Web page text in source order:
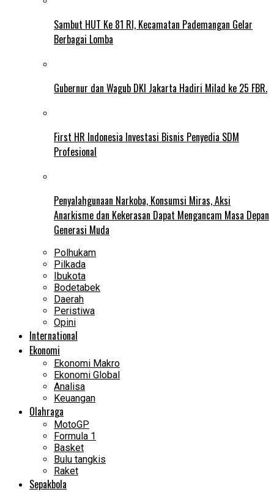
Sambut HUT Ke 81 RI, Kecamatan Pademangan Gelar
Berbagai Lomba
Gubernur dan Wagub DKI Jakarta Hadiri Milad ke 25 FBR.
First HR Indonesia Investasi Bisnis Penyedia SDM
Profesional
Penyalahgunaan Narkoba, Konsumsi Miras, Aksi
Anarkisme dan Kekerasan Dapat Mengancam Masa Depan
Generasi Muda
Polhukam
Pilkada
Ibukota
Bodetabek
Daerah
Peristiwa
Opini
International
Ekonomi
Ekonomi Makro
Ekonomi Global
Analisa
Keuangan
Olahraga
MotoGP
Formula 1
Basket
Bulu tangkis
Raket
Sepakbola